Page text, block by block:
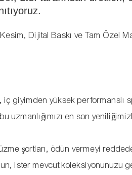
Dijital Baskı ve Tam Özel
giyimden yüksek
uzmanlığımızı en son
şortları, ödün vermeyi
ister mevcut koleksiyonunuzu